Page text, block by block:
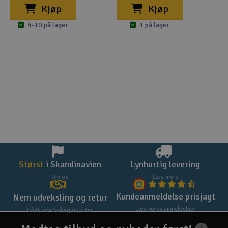
Kjøp
4-10 på lager
Kjøp
1 på lager
Størst i Skandinavien
Om os
Lynhurtig levering
Læs mere
Nem udveksling og retur
Gå til udveksling og retur
Kundeanmeldelse prisjagt
Læs vores anmeldelser